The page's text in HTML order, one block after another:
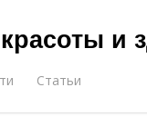
и
Статьи